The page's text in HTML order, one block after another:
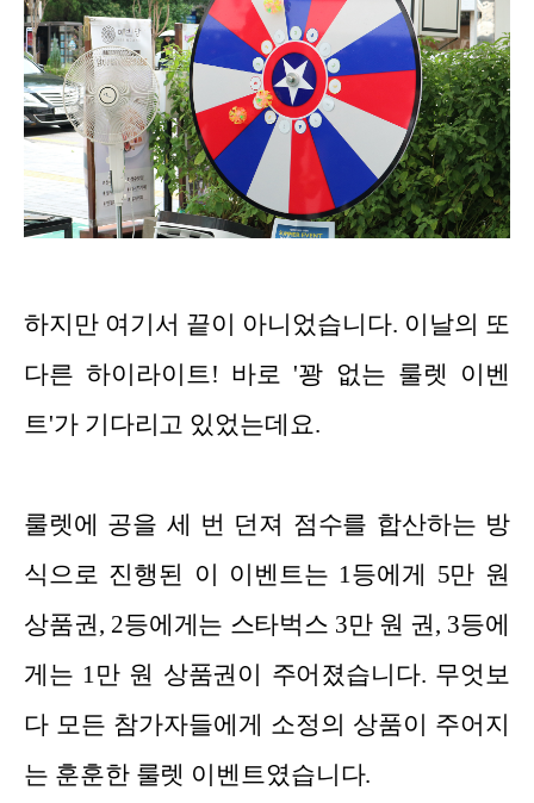
하지만 여기서 끝이 아니었습니다. 이날의 또
다른 하이라이트! 바로 '꽝 없는 룰렛 이벤
트'가 기다리고 있었는데요.
룰렛에 공을 세 번 던져 점수를 합산하는 방
식으로 진행된 이 이벤트는 1등에게 5만 원
상품권, 2등에게는 스타벅스 3만 원 권, 3등에
게는 1만 원 상품권이 주어졌습니다. 무엇보
다 모든 참가자들에게 소정의 상품이 주어지
는 훈훈한 룰렛 이벤트였습니다.